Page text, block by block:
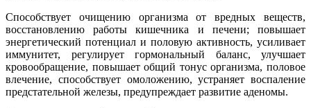
Способствует очищению организма от вредных веществ,
восстановлению работы кишечника и печени; повышает
энергетический потенциал и половую активность, усиливает
иммунитет, регулирует гормональный баланс, улучшает
кровообращение, повышает общий тонус организма, половое
влечение, способствует омоложению, устраняет воспаление
предстательной железы, предупреждает развитие аденомы.